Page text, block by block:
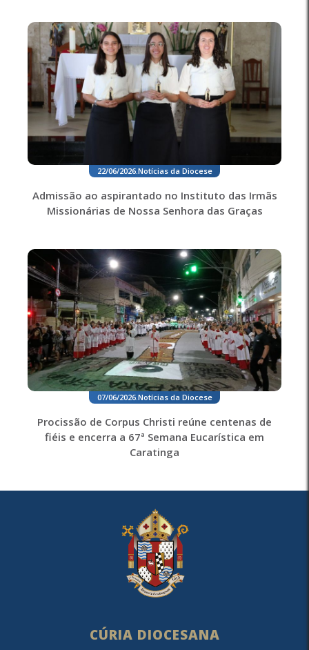
22/06/2026. Notícias da Diocese
Admissão ao aspirantado no Instituto das Irmãs
Missionárias de Nossa Senhora das Graças
07/06/2026.Notícias da Diocese
Procissão de Corpus Christi reúne centenas de
fiéis e encerra a 67ª Semana Eucarística em
Caratinga
CÚRIA DIOCESANA